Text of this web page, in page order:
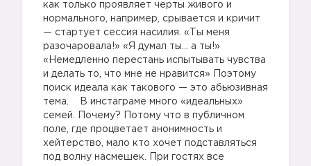
как только проявляет черты живого и
нормального, например, срывается и кричит
— стартует сессия насилия. «Ты меня
разочаровала!» «Я думал ты… а ты!»
«Немедленно перестань испытывать чувства
и делать то, что мне не нравится» Поэтому
поиск идеала как такового — это абьюзивная
тема. В инстаграме много «идеальных»
семей. Почему? Потому что в публичном
поле, где процветает анонимность и
хейтерство, мало кто хочет подставляться
под волну насмешек. При гостях все